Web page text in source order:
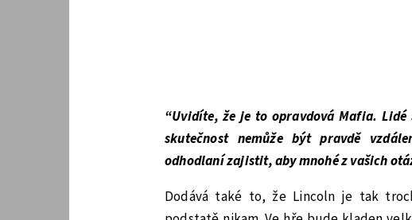
“Uvidíte, že je to opravdová Mafia.
skutečnost nemůže být pravdě
odhodlaní zajistit, aby mnohé z vašich
Dodává také to, že Lincoln je tak